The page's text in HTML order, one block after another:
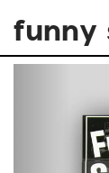
funny